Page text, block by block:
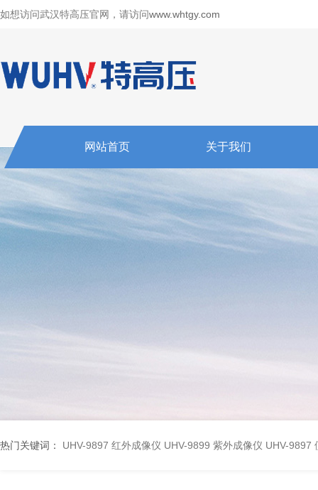
如想访问武汉特高压官网，请访问www.whtgy.com
网站首页 关于我们
热门关键词： UHV-9897 红外成像仪 UHV-9899 紫外成像仪 UHV-9897